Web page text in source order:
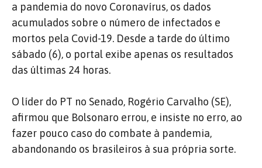
a pandemia do novo Coronavírus, os dados
acumulados sobre o número de infectados e
mortos pela Covid-19. Desde a tarde do último
sábado (6), o portal exibe apenas os resultados
das últimas 24 horas.
O líder do PT no Senado, Rogério Carvalho (SE),
afirmou que Bolsonaro errou, e insiste no erro, ao
fazer pouco caso do combate à pandemia,
abandonando os brasileiros à sua própria sorte.